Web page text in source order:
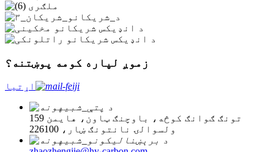
زموږ لپاره کومه پوښتنه؟
اړتیا
159 تونګ ګوانګ کوڅه، باوچنګ ټاون، هایمن
ولسوالۍ نانتونګ ښار، 226100